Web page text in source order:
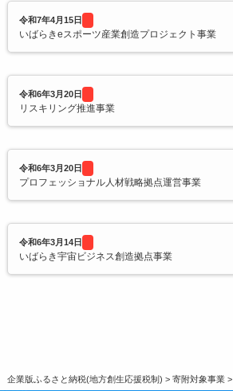
令和7年4月15日
いばらきeスポーツ産業創造プロジェクト事業
令和6年3月20日
リスキリング推進事業
令和6年3月20日
プロフェッショナル人材戦略拠点運営事業
令和6年3月14日
いばらき宇宙ビジネス創造拠点事業
企業版ふるさと納税(地方創生応援税制) > 寄附対象事業>